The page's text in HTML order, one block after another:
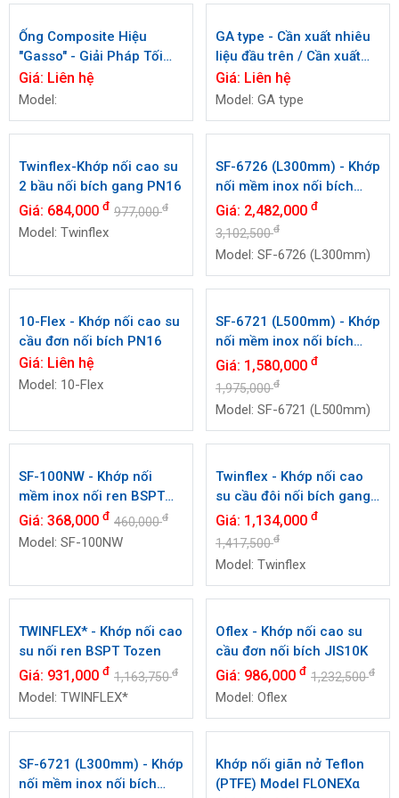
Ống Composite Hiệu
"Gasso" - Giải Pháp Tối
Ưu Từ Tây Ban Nha
Giá: Liên hệ
Model:
GA type - Cần xuất nhiêu
liệu đầu trên / Cần xuất
nhiêu liệu loại Top
Giá: Liên hệ
Model: GA type
Twinflex-Khớp nối cao su
2 bầu nối bích gang PN16
Giá: 684,000 đ 977,000đ
Model: Twinflex
SF-6726 (L300mm) - Khớp
nối mềm inox nối bích
PN16 Tozen
Giá: 2,482,000
3,102,500
Model: SF-6726 (L300mm)
10-Flex - Khớp nối cao su
cầu đơn nối bích PN16
Giá: Liên hệ
Model: 10-Flex
SF-6721 (L500mm) - Khớp
nối mềm inox nối bích
JIS10K Tozen
Giá: 1,580,000
1,975,000
Model: SF-6721 (L500mm)
SF-100NW - Khớp nối
mềm inox nối ren BSPT
Tozen
Giá: 368,000 460,000đ
Model: SF-100NW
Twinflex - Khớp nối cao
su cầu đôi nối bích gang
JIS10K Tozen
Giá: 1,134,000 đ
đ
Model: Twinflex